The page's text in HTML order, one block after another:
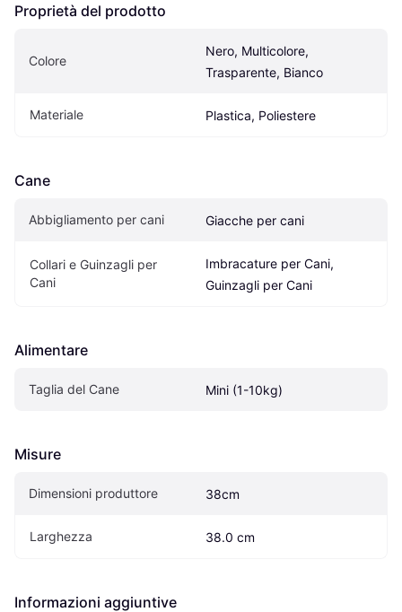
Proprietà del prodotto
Colore
Nero, Multicolore,
Trasparente, Bianco
Materiale Plastica, Poliestere
Cane
Abbigliamento per cani Giacche per cani
Collari e Guinzagli per
Cani
Imbracature per Cani,
Guinzagli per Cani
Alimentare
Taglia del Cane Mini (1-10kg)
Misure
Dimensioni produttore 38cm
Larghezza 38.0 cm
Informazioni aggiuntive